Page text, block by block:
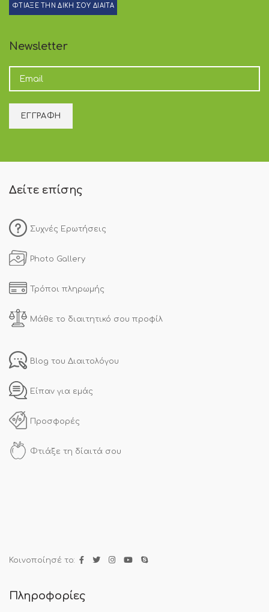
ΦΤΙΑΞΕ ΤΗΝ ΔΙΚΗ ΣΟΥ ΔΙΑΙΤΑ
Newsletter
Δείτε επίσης
Συχνές Ερωτήσεις
Photo Gallery
Τρόποι πληρωμής
Μάθε το διαιτητικό σου προφίλ
Blog του Διαιτολόγου
Είπαν για εμάς
Προσφορές
Φτιάξε τη δίαιτά σου
Κοινοποίησέ το:
Πληροφορίες